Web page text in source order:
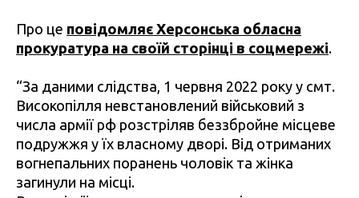
Про це повідомляє Херсонська обласна
прокуратура на своїй сторінці в соцмережі.
“За даними слідства, 1 червня 2022 року у смт.
Високопілля невстановлений військовий з
числа армії рф розстріляв беззбройне місцеве
подружжя у їх власному дворі. Від отриманих
вогнепальних поранень чоловік та жінка
загинули на місці.